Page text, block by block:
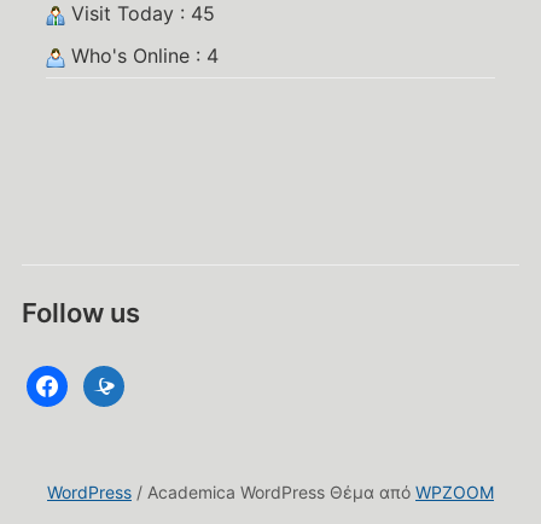
Visit Today : 45
Who's Online : 4
Follow us
facebookdatacite
WordPress / Academica WordPress Θέμα από WPZOOM